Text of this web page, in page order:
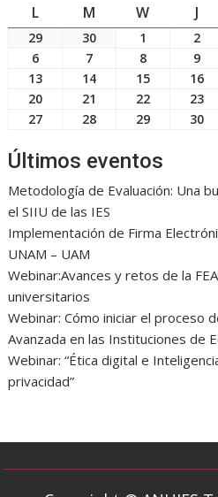
LLUNES MMARTES
WMIÉRCOLES
J
2929
septiembre,
2025
3030
septiembre,
1
octubre,
2025
22
66
octubre,
2025
77
octubre,
2025
88
octubre,
2025
99
1313
octubre,
2025
1414
octubre,
2025
1515
octubre,
2025
1616
2020
octubre,
21
octubre,
2222
octubre,
2323
2727
2025
2828
2025
2929
2025
3030
Últimos eventos
Metodología de Evaluación: Una
el SIIU de las IES
Implementación de Firma
UNAM – UAM
Webinar:Avances y retos de la
universitarios
Webinar: Cómo iniciar el proceso
Avanzada en las Instituciones de
Webinar: “Ética digital e
privacidad”